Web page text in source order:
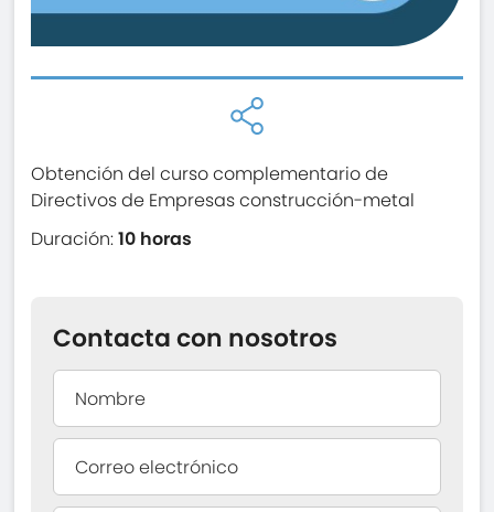
Obtención del curso complementario de
Directivos de Empresas construcción-metal
Duración:10 horas
Contacta con nosotros